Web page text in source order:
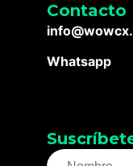
Contacto
Whatsapp